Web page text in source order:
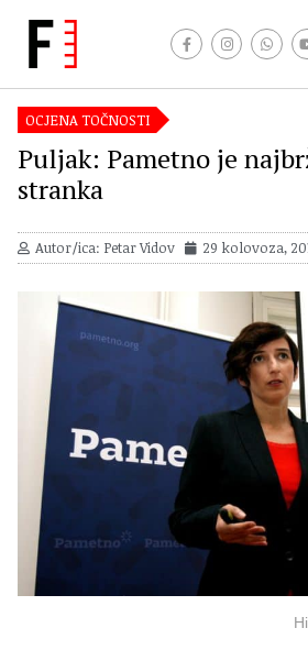
OCJENA TOČNOSTI
Puljak: Pametno je
stranka
Autor/ica: Petar Vidov 29 kolovoza,